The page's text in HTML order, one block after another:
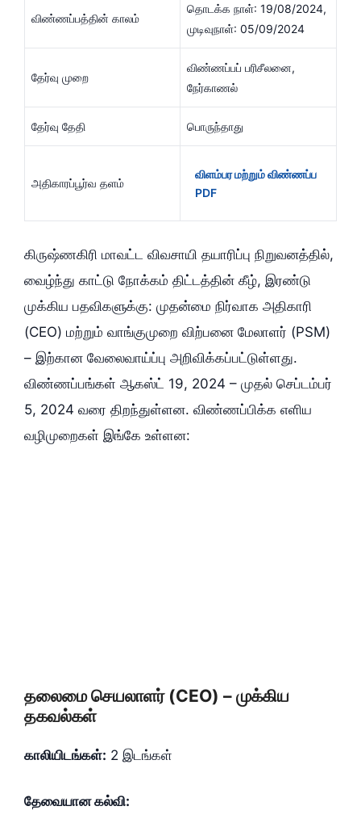
விண்ணப்பத்தின் காலம்
தொடக்க நாள்: 19/08/2024,
முடிவுநாள்: 05/09/2024
தேர்வு முறை
விண்ணப்பப் பரிசீலனை,
நேர்காணல்
தேர்வு தேதி பொருந்தாது
அதிகாரப்பூர்வ தளம்
விளம்பர மற்றும் விண்ணப்ப
PDF
கிருஷ்ணகிரி மாவட்ட விவசாயி தயாரிப்பு நிறுவனத்தில்,
வைழ்ந்து காட்டு நோக்கம் திட்டத்தின் கீழ், இரண்டு
முக்கிய பதவிகளுக்கு: முதன்மை நிர்வாக அதிகாரி
(CEO) மற்றும் வாங்குமுறை விற்பனை மேலாளர் (PSM)
– இற்கான வேலைவாய்ப்பு அறிவிக்கப்பட்டுள்ளது.
விண்ணப்பங்கள் ஆகஸ்ட் 19, 2024 – முதல் செப்டம்பர்
5, 2024 வரை திறந்துள்ளன. விண்ணப்பிக்க எளிய
வழிமுறைகள் இங்கே உள்ளன:
தலைமை செயலாளர் (CEO) – முக்கிய
தகவல்கள்
காலியிடங்கள்: 2 இடங்கள்
தேவையான கல்வி: